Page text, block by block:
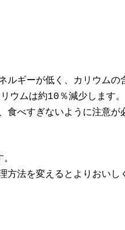
ギーが低く、カリウムの
ウムは約10％減少します。
べすぎないように注意が
法を変えるとよりおいし